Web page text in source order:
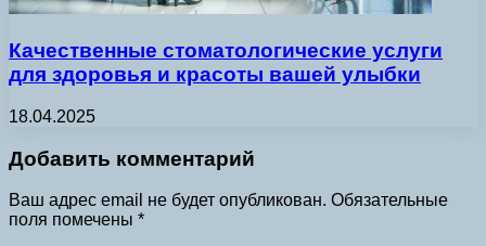
Качественные стоматологические услуги
для здоровья и красоты вашей улыбки
18.04.2025
Добавить комментарий
Ваш адрес email не будет опубликован. Обязательные
поля помечены *